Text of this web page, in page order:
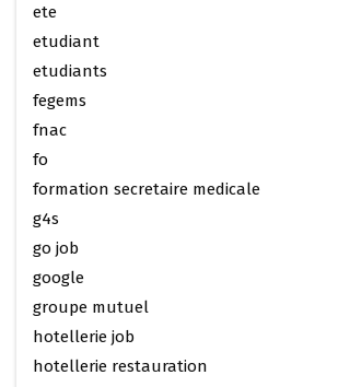
ete
etudiant
etudiants
fegems
fnac
fo
formation secretaire medicale
g4s
go job
google
groupe mutuel
hotellerie job
hotellerie restauration